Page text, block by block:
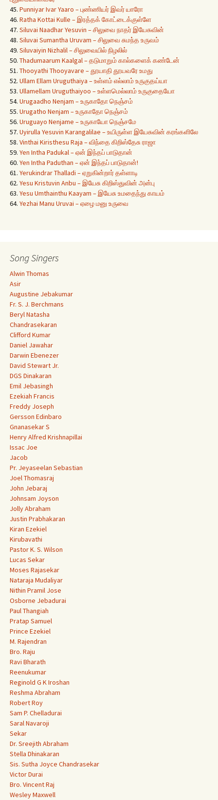
45. Punniyar Ivar Yaaro – புண்ணியர் இவர் யாரோ
46. Ratha Kottai Kulle – இரத்தக் கோட்டைக்குள்ளே
47. Siluvai Naadhar Yesuvin – சிலுவை நாதர் இயேசுவின்
48. Siluvai Sumantha Uruvam – சிலுவை சுமந்த உருவம்
49. Siluvaiyin Nizhalil – சிலுவையில் நிழலில்
50. Thadumaarum Kaalgal – தடுமாறும் கால்களைக் கண்டேன்
51. Thooyathi Thooyavare – தூயாதி தூயவரே உமது
52. Ullam Ellam Uruguthaiya – உள்ளம் எல்லாம் உருகுதய்யா
53. Ullamellam Uruguthaiyoo – உள்ளமெல்லாம் உருகுதையோ
54. Urugaadho Nenjam – உருகாதோ நெஞ்சம்
55. Urugatho Nenjam – உருகாதோ நெஞ்சம்
56. Uruguayo Nenjame – உருகாயோ நெஞ்சமே
57. Uyirulla Yesuvin Karangalilae – உயிருள்ள இயேசுவின் கரங்களிலே
58. Vinthai Kiristhesu Raja – விந்தை கிறிஸ்தேசு ராஜா
59. Yen Intha Padukal – ஏன் இந்தப் பாடுதான்
60. Yen Intha Paduthan – ஏன் இந்தப் பாடுதான்!
61. Yerukindrar Thalladi – ஏறுகின்றார் தள்ளாடி
62. Yesu Kristuvin Anbu – இயேசு கிறிஸ்துவின் அன்பு
63. Yesu Umthainthu Kaayam – இயேசு உமதைந்து காயம்
64. Yezhai Manu Uruvai – ஏழை மனு உருவை
Song Singers
Alwin Thomas
Asir
Augustine Jebakumar
Fr. S. J. Berchmans
Beryl Natasha
Chandrasekaran
Clifford Kumar
Daniel Jawahar
Darwin Ebenezer
David Stewart Jr.
DGS Dinakaran
Emil Jebasingh
Ezekiah Francis
Freddy Joseph
Gersson Edinbaro
Gnanasekar S
Henry Alfred Krishnapillai
Issac Joe
Jacob
Pr. Jeyaseelan Sebastian
Joel Thomasraj
John Jebaraj
Johnsam Joyson
Jolly Abraham
Justin Prabhakaran
Kiran Ezekiel
Kirubavathi
Pastor K. S. Wilson
Lucas Sekar
Moses Rajasekar
Nataraja Mudaliyar
Nithin Pramil Jose
Osborne Jebadurai
Paul Thangiah
Pratap Samuel
Prince Ezekiel
M. Rajendran
Bro. Raju
Ravi Bharath
Reenukumar
Reginold G K Iroshan
Reshma Abraham
Robert Roy
Sam P. Chelladurai
Saral Navaroji
Sekar
Dr. Sreejith Abraham
Stella Dhinakaran
Sis. Sutha Joyce Chandrasekar
Victor Durai
Bro. Vincent Raj
Wesley Maxwell